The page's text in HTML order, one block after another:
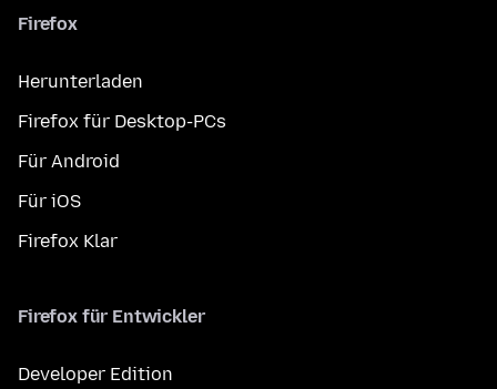
Firefox
Herunterladen
Firefox für Desktop-PCs
Für Android
Für iOS
Firefox Klar
Firefox für Entwickler
Developer Edition